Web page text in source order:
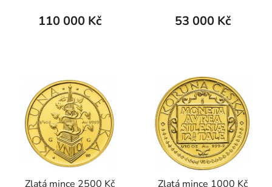
110 000 Kč 53 000 Kč
Zlatá mince 2500 Kč
Zlatá mince 1000 Kč